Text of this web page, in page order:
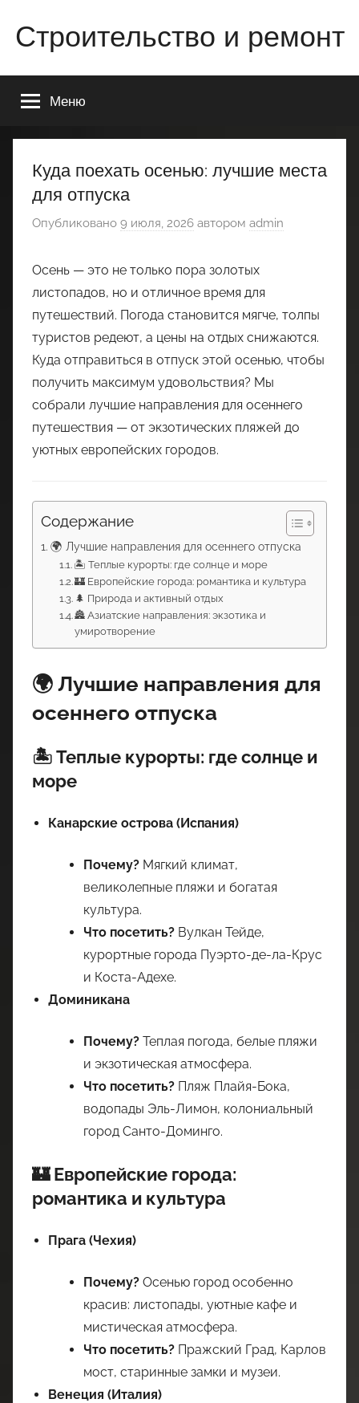
содержимому
Строительство и ремонт
строительстве
ремонте
Вашего
квартиры
Меню
Куда поехать осенью: лучшие места
для отпуска
Опубликовано 9 июля, 2026 автором admin
Осень — это не только пора золотых
листопадов, но и отличное время для
путешествий. Погода становится мягче, толпы
туристов редеют, а цены на отдых снижаются.
Куда отправиться в отпуск этой осенью, чтобы
получить максимум удовольствия? Мы
собрали лучшие направления для осеннего
путешествия — от экзотических пляжей до
уютных европейских городов.
Содержание
🌍 Лучшие направления для осеннего отпуска
🏝️ Теплые курорты: где солнце и море
🏰 Европейские города: романтика и культура
🌲 Природа и активный отдых
🏯 Азиатские направления: экзотика и
умиротворение
🌍 Лучшие направления для
осеннего отпуска
🏝️ Теплые курорты: где солнце и
море
Канарские острова (Испания)
Почему? Мягкий климат,
великолепные пляжи и богатая
культура.
Что посетить? Вулкан Тейде,
курортные города Пуэрто-де-ла-Крус
и Коста-Адехе.
Доминикана
Почему? Теплая погода, белые пляжи
и экзотическая атмосфера.
Что посетить? Пляж Плайя-Бока,
водопады Эль-Лимон, колониальный
город Санто-Доминго.
🏰 Европейские города:
романтика и культура
Прага (Чехия)
Почему? Осенью город особенно
красив: листопады, уютные кафе и
мистическая атмосфера.
Что посетить? Пражский Град, Карлов
мост, старинные замки и музеи.
Венеция (Италия)